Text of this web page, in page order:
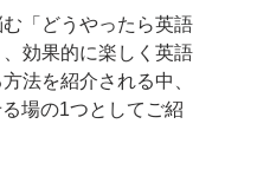
「どうやったら英語
効果的に楽しく英語
法を紹介される中、
場の1つとしてご紹